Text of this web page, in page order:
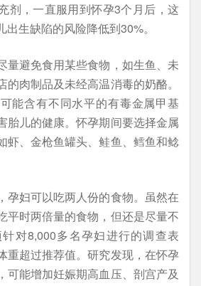
剂，一直服用到怀孕3个月后，这
生缺陷的风险降低到30%。
量避免食用某些食物，如生鱼、未
肉制品及未经高温消毒的奶酪。
能含有不同水平的有毒金属甲基
胎儿的健康。怀孕期间要选择金属
虾、金枪鱼罐头、鲑鱼、鳕鱼和鲶
孕妇可以吃两人份的食物。虽然在
平时两倍量的食物，但还是尽量不
对8,000多名孕妇进行的调查表
重超过推荐值。研究发现，在怀孕
可能增加妊娠期高血压、剖宫产及